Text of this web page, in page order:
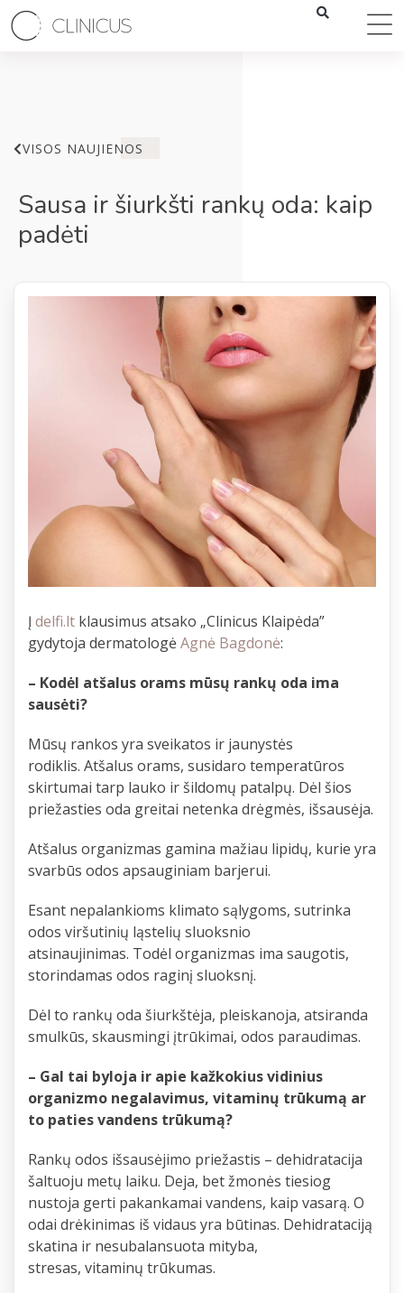
VISOS NAUJIENOS
Sausa ir šiurkšti rankų oda: kaip
padėti
Į delfi.lt klausimus atsako „Clinicus Klaipėda”
gydytoja dermatologėAgnė Bagdonė:
– Kodėl atšalus orams mūsų rankų oda ima
sausėti?
Mūsų rankos yra sveikatos ir jaunystės
rodiklis. Atšalus orams, susidaro temperatūros
skirtumai tarp lauko ir šildomų patalpų. Dėl šios
priežasties oda greitai netenka drėgmės, išsausėja.
Atšalus organizmas gamina mažiau lipidų, kurie yra
svarbūs odos apsauginiam barjerui.
Esant nepalankioms klimato sąlygoms, sutrinka
odos viršutinių ląstelių sluoksnio
atsinaujinimas. Todėl organizmas ima saugotis,
storindamas odos raginį sluoksnį.
Dėl to rankų oda šiurkštėja, pleiskanoja, atsiranda
smulkūs, skausmingi įtrūkimai, odos paraudimas.
– Gal tai byloja ir apie kažkokius vidinius
organizmo negalavimus, vitaminų trūkumą ar
to paties vandens trūkumą?
Rankų odos išsausėjimo priežastis – dehidratacija
šaltuoju metų laiku. Deja, bet žmonės tiesiog
nustoja gerti pakankamai vandens, kaip vasarą. O
odai drėkinimas iš vidaus yra būtinas. Dehidrataciją
skatina ir nesubalansuota mityba,
stresas, vitaminų trūkumas.